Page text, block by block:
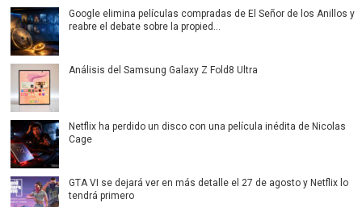
Google elimina películas compradas de El Señor de los Anillos y
reabre el debate sobre la propied...
Análisis del Samsung Galaxy Z Fold8 Ultra
Netflix ha perdido un disco con una película inédita de Nicolas
Cage
GTA VI se dejará ver en más detalle el 27 de agosto y Netflix lo
tendrá primero